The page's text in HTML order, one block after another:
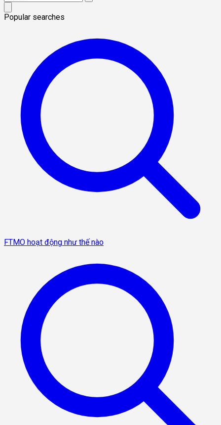
Popular searches
FTMO hoạt động như thế nào